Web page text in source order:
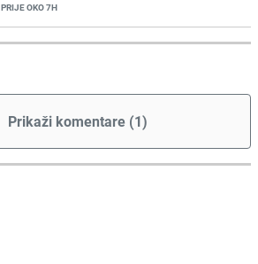
PRIJE OKO 7H
Prikaži komentare (1)